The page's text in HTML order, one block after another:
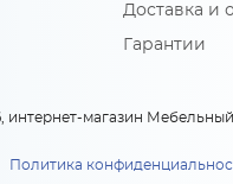
Доставка и
Гарантии
интернет-магазин
Политика